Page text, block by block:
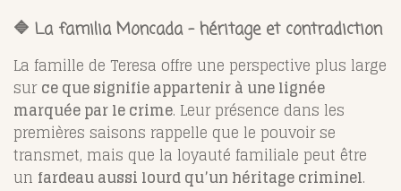
🔷 La familia Moncada – héritage et contradiction
La famille de Teresa offre une perspective plus large
surce que signifie appartenir à une lignée
marquée par le crime. Leur présence dans les
premières saisons rappelle que le pouvoir se
transmet, mais que la loyauté familiale peut être
un fardeau aussi lourd qu’un héritage criminel.